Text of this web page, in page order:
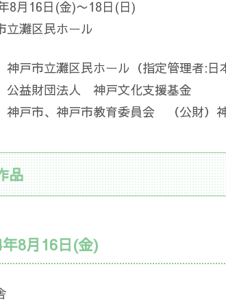
8月16日(金)〜18日(日)
立灘区民ホール
戸市立灘区民ホール（指定管理者:日
益財団法人 神戸文化支援基金
戸市、神戸市教育委員会 （公財）
品
8月16日(金)